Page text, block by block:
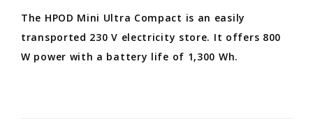
The HPOD Mini Ultra Compact is an easily
transported 230 V electricity store. It offers 800
W power with a battery life of 1,300 Wh.